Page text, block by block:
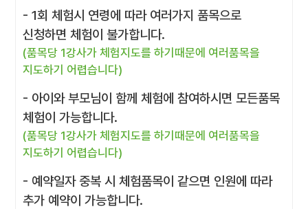
- 1회 체험시 연령에 따라 여러가지 품목으로
신청하면 체험이 불가합니다.
(품목당 1강사가 체험지도를 하기때문에 여러품목을
지도하기 어렵습니다)
- 아이와 부모님이 함께 체험에 참여하시면 모든품목
체험이 가능합니다.
(품목당 1강사가 체험지도를 하기때문에 여러품목을
지도하기 어렵습니다)
- 예약일자 중복 시 체험품목이 같으면 인원에 따라
추가 예약이 가능합니다.